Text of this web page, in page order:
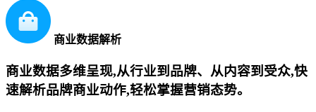
商业数据解析
商业数据多维呈现,从行业到品牌、从内容到受众,快
速解析品牌商业动作,轻松掌握营销态势。